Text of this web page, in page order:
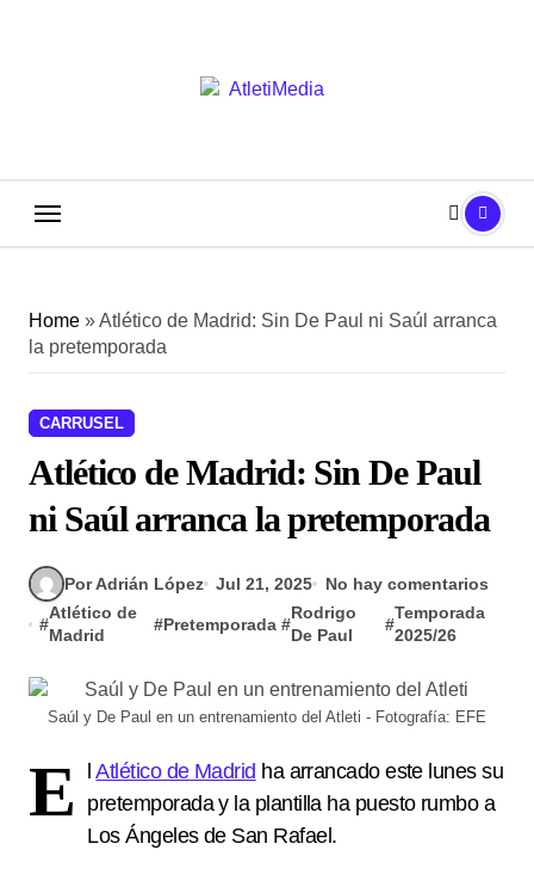
Home »Atlético de Madrid: Sin De Paul ni Saúl arranca
la pretemporada
CARRUSEL
Atlético de Madrid: Sin De Paul
ni Saúl arranca la pretemporada
Por Adrián López Jul 21, 2025 No hay comentarios
#
Atlético de
Madrid
#Pretemporada #
Rodrigo
De Paul
#
Temporada
2025/26
Saúl y De Paul en un entrenamiento del Atleti - Fotografía: EFE
E lAtlético de Madrid ha arrancado este lunes su
pretemporada y la plantilla ha puesto rumbo a
Los Ángeles de San Rafael.